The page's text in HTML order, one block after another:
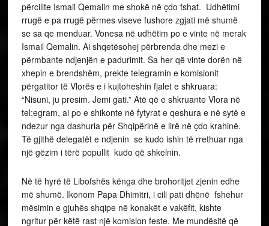
përcillte Ismail Qemalin me shokë në çdo fshat. Udhëtimi
rrugë e pa rrugë përmes viseve fushore zgjati më shumë
se sa qe menduar. Vonesa në udhëtim po e vinte në merak
Ismail Qemalin. Ai shqetësohej përbrenda dhe mezi e
përmbante ndjenjën e padurimit. Sa her që vinte dorën në
xhepin e brendshëm, prekte telegramin e komisionit
përgatitor të Vlorës e i kujtoheshin fjalet e shkruara:
“Nisuni, ju presim. Jemi gati.” Atë që e shkruante Vlora në
tel;egram, ai po e shikonte në fytyrat e qeshura e në sytë e
ndezur nga dashuria për Shqipërinë e lirë në çdo krahinë.
Të gjithë delegatët e ndjenin se kudo ishin të rrethuar nga
një gëzim i tërë popullit kudo që shkelnin.
Në të hyrë të Libofshës kënga dhe brohoritjet zjenin edhe
më shumë. Ikonom Papa Dhimitri, i cili pati dhënë fshehur
mësimin e gjuhës shqipe në konakët e vakëfit, kishte
ngritur për këtë rast një komision feste. Me mundësitë që